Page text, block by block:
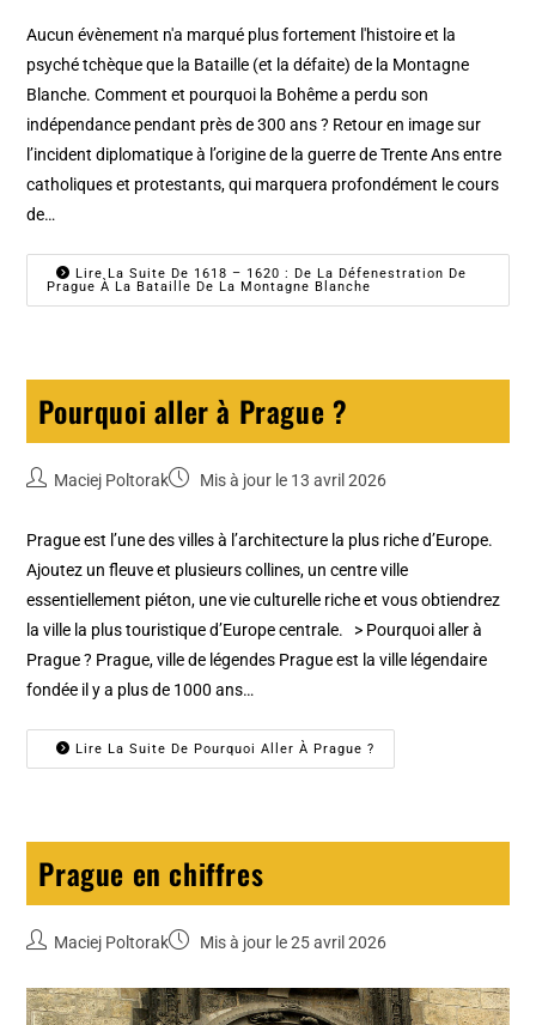
Aucun évènement n'a marqué plus fortement l'histoire et la
psyché tchèque que la Bataille (et la défaite) de la Montagne
Blanche. Comment et pourquoi la Bohême a perdu son
indépendance pendant près de 300 ans ? Retour en image sur
l’incident diplomatique à l’origine de la guerre de Trente Ans entre
catholiques et protestants, qui marquera profondément le cours
de…
Lire La Suite De 1618 – 1620 : De La Défenestration De
Prague À La Bataille De La Montagne Blanche
Pourquoi aller à Prague ?
Maciej Poltorak Mis à jour le 13 avril 2026
Prague est l’une des villes à l’architecture la plus riche d’Europe.
Ajoutez un fleuve et plusieurs collines, un centre ville
essentiellement piéton, une vie culturelle riche et vous obtiendrez
la ville la plus touristique d’Europe centrale. > Pourquoi aller à
Prague ? Prague, ville de légendes Prague est la ville légendaire
fondée il y a plus de 1000 ans…
Lire La Suite De Pourquoi Aller À Prague ?
Prague en chiffres
Maciej Poltorak Mis à jour le 25 avril 2026